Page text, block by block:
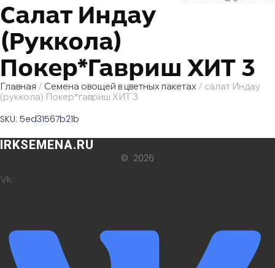
Салат Индау
(руккола)
Покер*гавриш ХИТ 3
Главная / Семена овощей в цветных пакетах / салат Индау
(руккола) Покер*гавриш ХИТ 3
SKU: 5ed31567b21b
IRKSEMENA.RU
© 2026
Vk